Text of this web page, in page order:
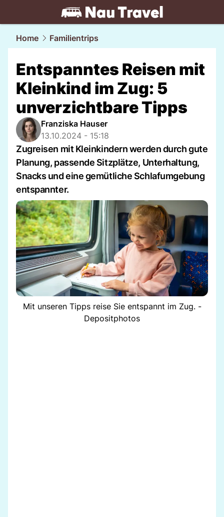
travel.NAU.ch
Home Familientrips
Entspanntes Reisen mit
Kleinkind im Zug: 5
unverzichtbare Tipps
Franziska Hauser
13.10.2024 - 15:18
Zugreisen mit Kleinkindern werden durch gute
Planung, passende Sitzplätze, Unterhaltung,
Snacks und eine gemütliche Schlafumgebung
entspannter.
Mit unseren Tipps reise Sie entspannt im Zug. -
Depositphotos